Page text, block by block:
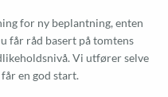
for ny beplantning, enten
får råd basert på tomtens
Vi utfører selve
en god start.